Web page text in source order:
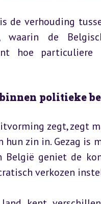
de verhouding
waarin de
hoe
binnen politieke
zegt, zegt
hun zin in. Gezag
België geniet de
verkozen